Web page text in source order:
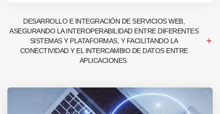
DESARROLLO E INTEGRACIÓN DE SERVICIOS WEB,
ASEGURANDO LA INTEROPERABILIDAD ENTRE DIFERENTES
SISTEMAS Y PLATAFORMAS, Y FACILITANDO LA
CONECTIVIDAD Y EL INTERCAMBIO DE DATOS ENTRE
APLICACIONES.